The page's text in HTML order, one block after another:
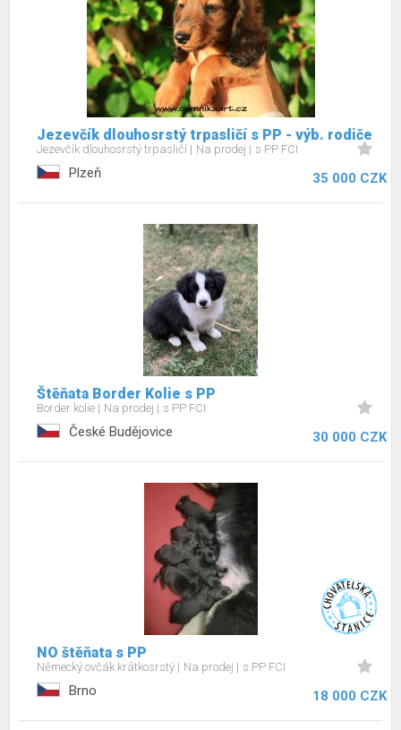
Jezevčík dlouhosrstý trpasličí s PP - výb. rodiče
Jezevčík dlouhosrstý trpasličí Na prodej s PP FCI
Plzeň 35 000 CZK
Štěňata Border Kolie s PP
Border kolie Na prodej s PP FCI
České Budějovice 30 000 CZK
NO štěňata s PP
Německý ovčák krátkosrstý Na prodej s PP FCI
Brno 18 000 CZK